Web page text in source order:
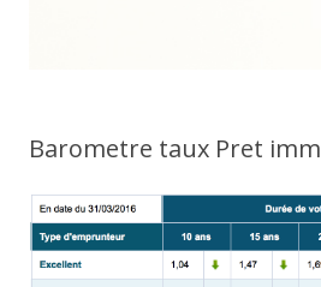
Barometre taux Pret